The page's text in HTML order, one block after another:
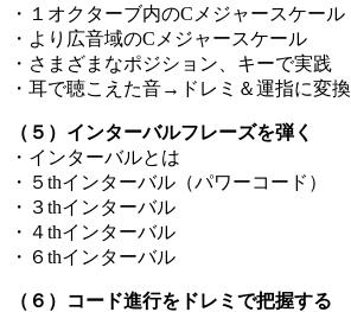
・１オクターブ内のCメジャースケール
・より広音域のCメジャースケール
・さまざまなポジション、キーで実践
・耳で聴こえた音→ドレミ＆運指に変換
（５）インターバルフレーズを弾く
・インターバルとは
・５thインターバル（パワーコード）
・３thインターバル
・４thインターバル
・６thインターバル
（６）コード進行をドレミで把握する